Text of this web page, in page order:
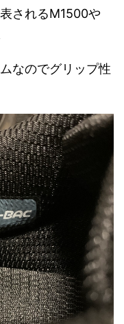
されるM1500や
なのでグリップ性